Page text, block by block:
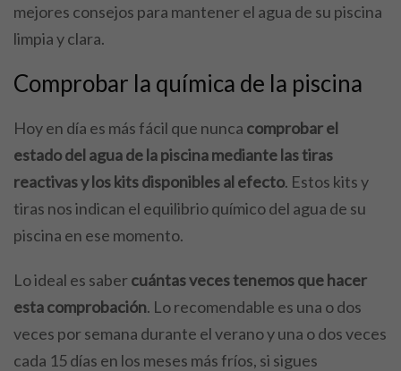
mejores consejos para mantener el agua de su piscina
limpia y clara.
Comprobar la química de la piscina
Hoy en día es más fácil que nunca comprobar el
estado del agua de la piscina mediante las tiras
reactivas y los kits disponibles al efecto. Estos kits y
tiras nos indican el equilibrio químico del agua de su
piscina en ese momento.
Lo ideal es sabercuántas veces tenemos que hacer
esta comprobación. Lo recomendable es una o dos
veces por semana durante el verano y una o dos veces
cada 15 días en los meses más fríos, si sigues